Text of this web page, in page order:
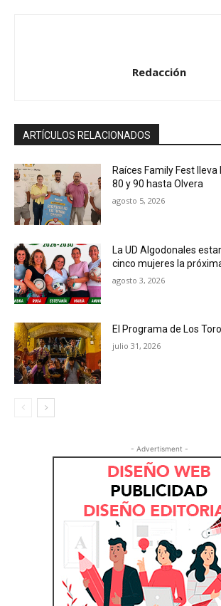
Redacción
ARTÍCULOS RELACIONADOS
Raíces Family Fest
80 y 90 hasta Olvera
agosto 5, 2026
La UD Algodonales
cinco mujeres la
agosto 3, 2026
El Programa de Los
julio 31, 2026
- Advertisment -